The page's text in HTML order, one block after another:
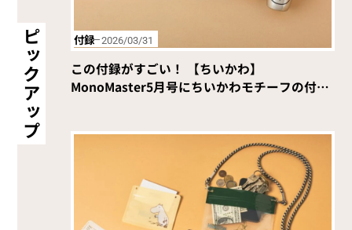
ピ
ッ
ク
ア
ッ
プ
この付録がすごい！ 【ちいかわ】
MonoMaster5月号にちいかわモチーフの付録
付録 2026/03/31